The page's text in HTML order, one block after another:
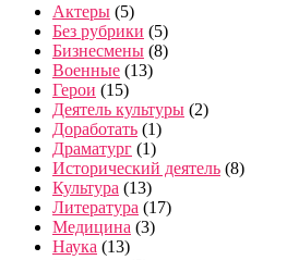
Актеры (5)
Без рубрики (5)
Бизнесмены (8)
Военные (13)
Герои (15)
Деятель культуры (2)
Доработать (1)
Драматург (1)
Исторический деятель (8)
Культура (13)
Литература (17)
Медицина (3)
Наука (13)